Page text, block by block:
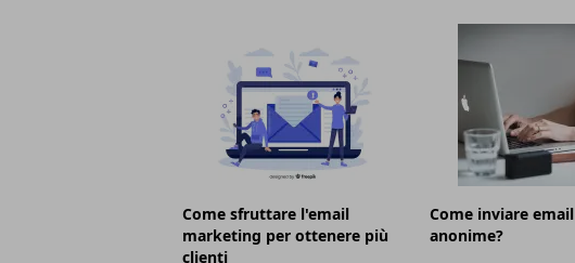
Come sfruttare l'email
marketing per ottenere più
clienti
Come inviare email
anonime?